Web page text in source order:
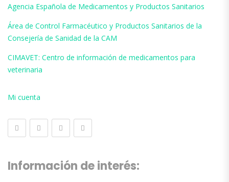
Agencia Española de Medicamentos y Productos Sanitarios
Área de Control Farmacéutico y Productos Sanitarios de la
Consejería de Sanidad de la CAM
CIMAVET: Centro de información de medicamentos para
veterinaria
Mi cuenta
Información de interés: